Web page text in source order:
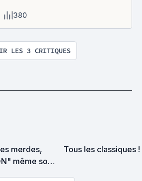
380
LES 3 CRITIQUES
merdes,
même sous
Tous les classiques !